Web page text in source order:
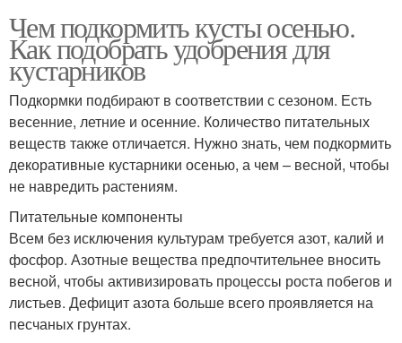
Чем подкормить кусты осенью.
Как подобрать удобрения для
кустарников
Подкормки подбирают в соответствии с сезоном. Есть
весенние, летние и осенние. Количество питательных
веществ также отличается. Нужно знать, чем подкормить
декоративные кустарники осенью, а чем – весной, чтобы
не навредить растениям.
Питательные компоненты
Всем без исключения культурам требуется азот, калий и
фосфор. Азотные вещества предпочтительнее вносить
весной, чтобы активизировать процессы роста побегов и
листьев. Дефицит азота больше всего проявляется на
песчаных грунтах.